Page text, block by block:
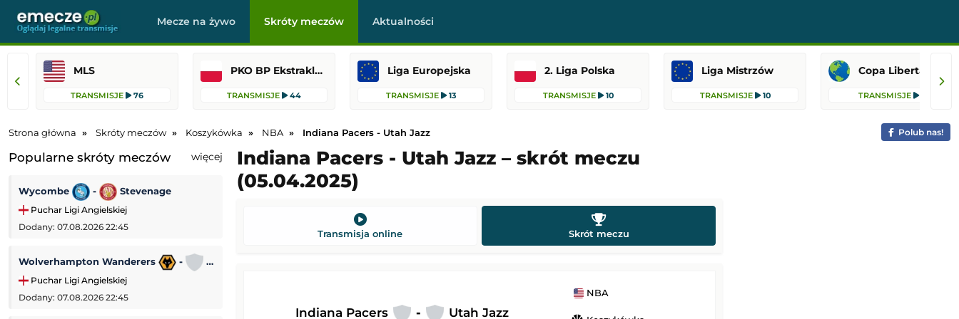
Mecze na żywo Skróty meczów Aktualności
MLS
TRANSMISJE 76
PKO BP Ekstraklasa
TRANSMISJE 44
Liga Europejska
TRANSMISJE 13
2. Liga Polska
TRANSMISJE 10
Liga Mistrzów
TRANSMISJE 10 TRANSMISJE 8
Strona główna Skróty meczów Koszykówka NBA Indiana Pacers - Utah Jazz Polub nas!
Popularne skróty meczów więcej
Wycombe - Stevenage
Puchar Ligi Angielskiej
Dodany: 07.08.2026 22:45
Wolverhampton Wanderers -
Puchar Ligi Angielskiej
Dodany: 07.08.2026 22:45
SL Benfica - Hearts
Liga Konferencji Europy
Indiana Pacers - Utah Jazz – skrót meczu
(05.04.2025)
Transmisja online Skrót meczu
Indiana Pacers - Utah Jazz
NBA